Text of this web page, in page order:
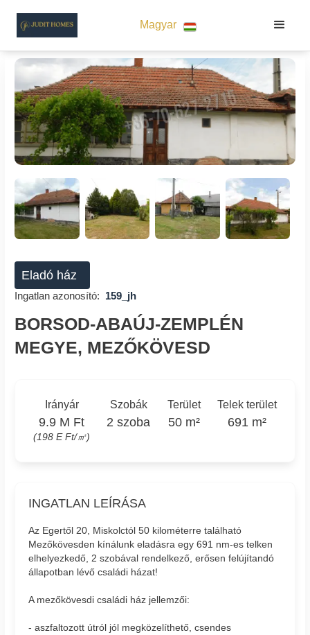
Magyar
Eladó ház
Ingatlan azonosító: 159_jh
BORSOD-ABAÚJ-ZEMPLÉN
MEGYE, MEZŐKÖVESD
Irányár
9.9 M Ft
(198 E Ft/㎡)
Szobák
2 szoba
Terület
50 m²
Telek terület
691 m²
INGATLAN LEÍRÁSA
Az Egertől 20, Miskolctól 50 kilométerre található
Mezőkövesden kínálunk eladásra egy 691 nm-es telken
elhelyezkedő, 2 szobával rendelkező, erősen felújítandó
állapotban lévő családi házat!
A mezőkövesdi családi ház jellemzői:
- aszfaltozott útról jól megközelíthető, csendes